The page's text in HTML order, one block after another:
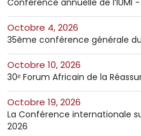
octobre 4, 2026
35ème conférence générale du
octobre 10, 2026
30ᵉ Forum Africain de la
octobre 19, 2026
La Conférence internationale
2026